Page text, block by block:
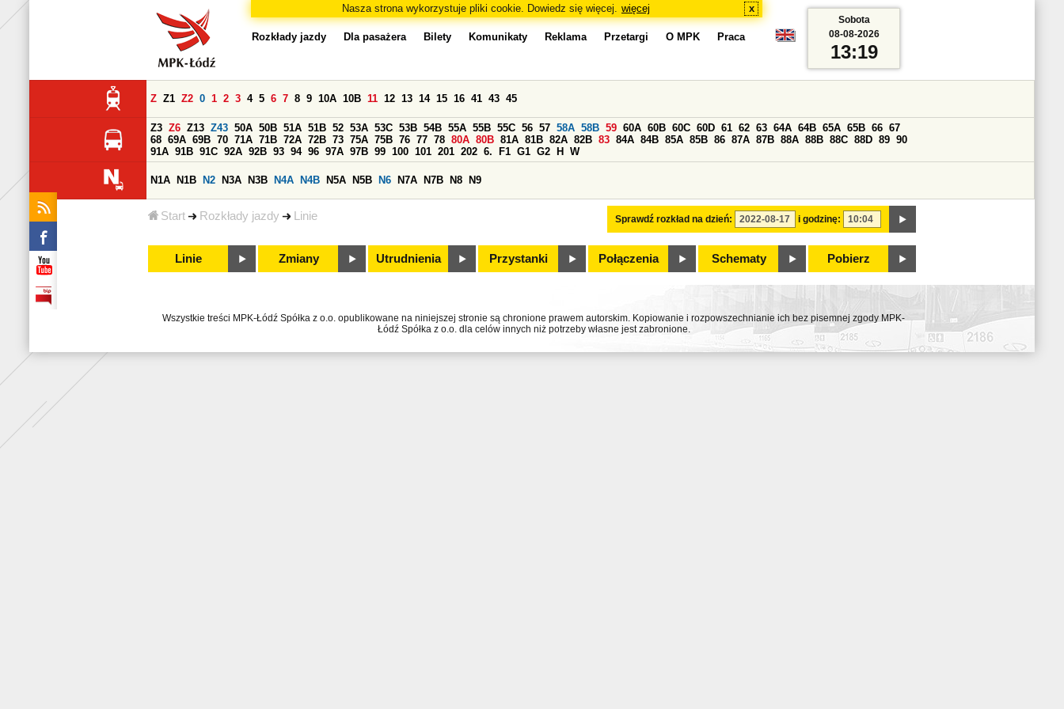
Nasza strona wykorzystuje pliki cookie. Dowiedz się więcej. więcej x
Start Rozkłady jazdy Linie
Rozkłady jazdy Dla pasażera Bilety Komunikaty Reklama Przetargi O MPK Praca
Sprawdź rozkład na dzień: i godzinę:
Z Z1 Z2 0 1 2 3 4 5 6 7 8 9 10A 10B 11 12 13 14 15 16 41 43 45
Z3 Z6 Z13 Z43 50A 50B 51A 51B 52 53A 53C 53B 54B 55A 55B 55C 56 57 58A 58B 59 60A 60B 60C 60D 61 62 63 64A 64B 65A 65B 66 67
68 69A 69B 70 71A 71B 72A 72B 73 75A 75B 76 77 78 80A 80B 81A 81B 82A 82B 83 84A 84B 85A 85B 86 87A 87B 88A 88B 88C 88D 89 90
91A 91B 91C 92A 92B 93 94 96 97A 97B 99 100 101 201 202 6. F1 G1 G2 H W
N1A N1B N2 N3A N3B N4A N4B N5A N5B N6 N7A N7B N8 N9
Linie Zmiany Utrudnienia Przystanki Połączenia Schematy Pobierz
Sobota
08-08-2026
13:19
Wszystkie treści MPK-Łódź Spółka z o.o. opublikowane na niniejszej stronie są chronione prawem autorskim. Kopiowanie i rozpowszechnianie ich bez pisemnej zgody MPK-
Łódź Spółka z o.o. dla celów innych niż potrzeby własne jest zabronione.